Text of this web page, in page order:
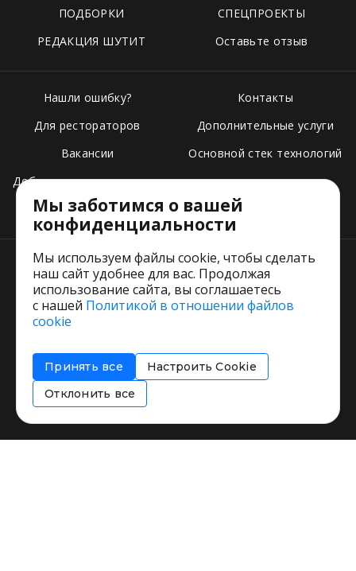
ПОДБОРКИ
СПЕЦПРОЕКТЫ
РЕДАКЦИЯ ШУТИТ
Оставьте отзыв
Нашли ошибку?
Для рестораторов
Вакансии
Добавить свое заведение
Тарифы
Контакты
Дополнительные услуги
Основной стек технологий
Пользовательское соглашение
Соглашение об информировании
Политика использования cookies
Мы заботимся о вашей
конфиденциальности
Мы используем файлы cookie, чтобы сделать
наш сайт удобнее для вас. Продолжая
использование сайта, вы соглашаетесь
с нашей Политикой в отношении файлов
cookie
Принять все
Настроить Cookie
Отклонить все